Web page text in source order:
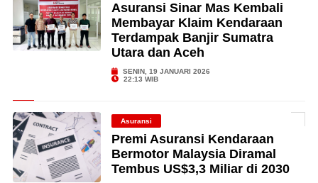
Asuransi Sinar Mas Kembali
Membayar Klaim Kendaraan
Terdampak Banjir Sumatra
Utara dan Aceh
SENIN, 19 JANUARI 2026
22:13 WIB
Asuransi
Premi Asuransi Kendaraan
Bermotor Malaysia Diramal
Tembus US$3,3 Miliar di 2030